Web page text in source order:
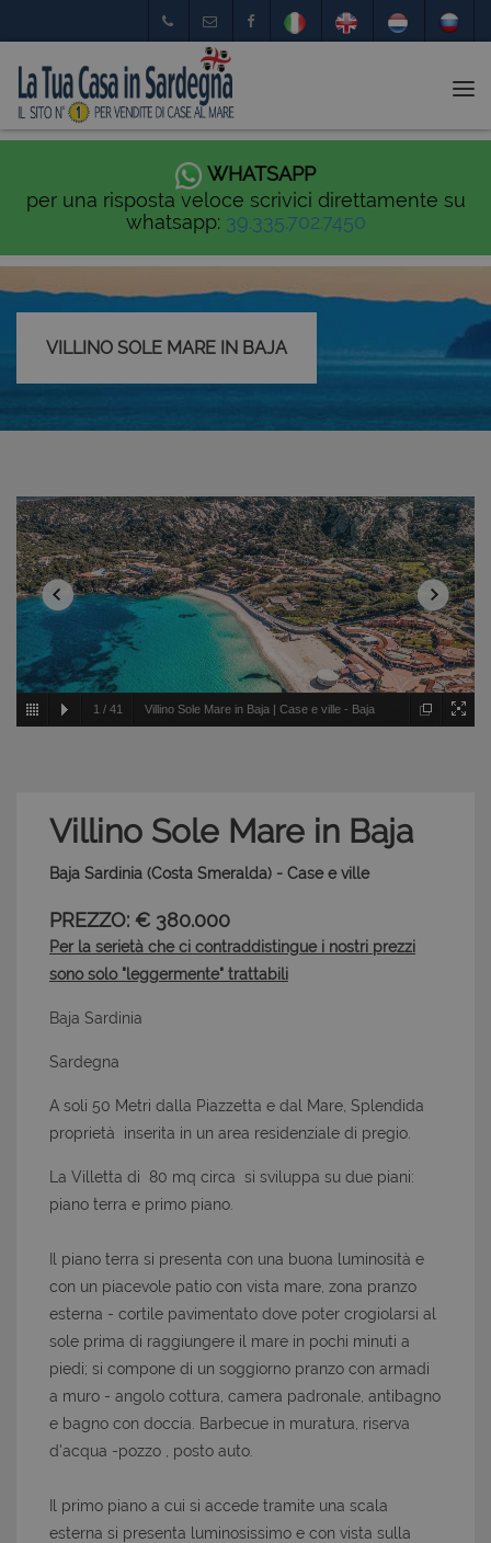
WHATSAPP
per una risposta veloce scrivici direttamente su
whatsapp: 39.335.702.7450
VILLINO SOLE MARE IN BAJA
1 / 41 Villino Sole Mare in Baja | Case e ville - Baja
Villino Sole Mare in Baja
Baja Sardinia (Costa Smeralda) - Case e ville
PREZZO: € 380.000
Per la serietà che ci contraddistingue i nostri prezzi
sono solo "leggermente" trattabili
Baja Sardinia
Sardegna
A soli 50 Metri dalla Piazzetta e dal Mare, Splendida
proprietà inserita in un area residenziale di pregio.
La Villetta di 80 mq circa si sviluppa su due piani:
piano terra e primo piano.
Il piano terra si presenta con una buona luminosità e
con un piacevole patio con vista mare, zona pranzo
esterna - cortile pavimentato dove poter crogiolarsi al
sole prima di raggiungere il mare in pochi minuti a
piedi; si compone di un soggiorno pranzo con armadi
a muro - angolo cottura, camera padronale, antibagno
e bagno con doccia. Barbecue in muratura, riserva
d'acqua -pozzo , posto auto.
Il primo piano a cui si accede tramite una scala
esterna si presenta luminosissimo e con vista sulla